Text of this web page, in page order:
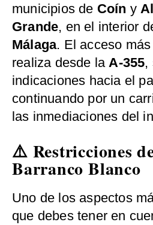
municipios de Coín y
Grande, en el interior
Málaga. El acceso
realiza desde la A-355,
indicaciones hacia el
continuando por un
las inmediaciones del
⚠️ Restricciones
Barranco Blanco
Uno de los aspectos
que debes tener en